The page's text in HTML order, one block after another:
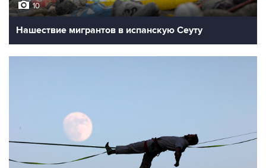
10
Нашествие мигрантов в испанскую Сеуту